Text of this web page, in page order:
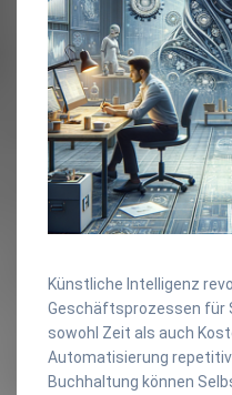
Künstliche Intelligenz
Geschäftsprozessen für
sowohl Zeit als auch
Automatisierung
Buchhaltung können